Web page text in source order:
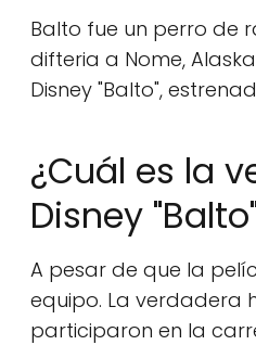
Balto fue un perro de
difteria a Nome,
Disney "Balto",
¿Cuál es la
Disney
A pesar de que la
equipo. La verdadera
participaron en la